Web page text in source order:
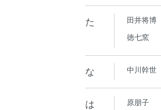
た 田井将博
徳七窯
な 中川幹世
は 原朋子